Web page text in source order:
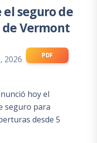
seguro de
Vermont
2026 PDF
hoy el
seguro para
desde 5